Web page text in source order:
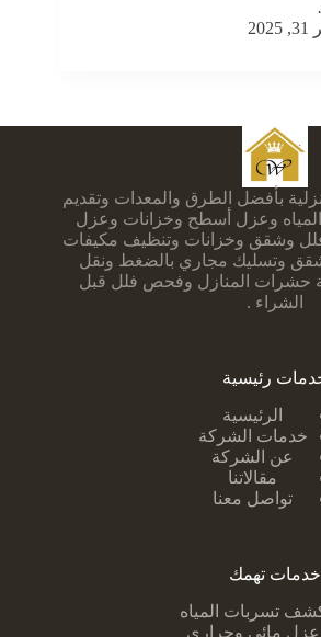
بأفضل الطرق والمعدات وتقديم
وعزل أسطح وخزانات وعزل
وشقق وخزانات وتنظيف مكيفات
وتسليك مجاري بالضغط ونقل
حشرات المنازل وفحص فلل قبل
الشراء .
رئيسية
الرئيسية
خدمات الشركة
عن الشركة
مقالاتنا
تواصل معنا
خدمات تهمك
تسربات ا لمياه
عزل مائي وحراري